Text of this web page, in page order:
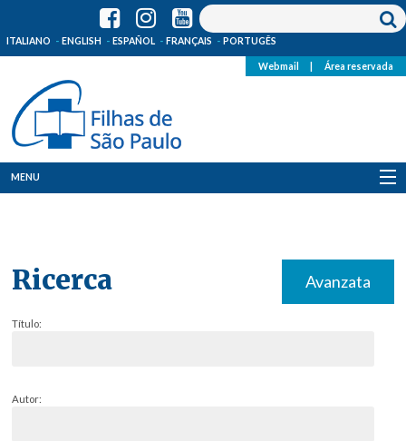
ITALIANO ENGLISH ESPAÑOL FRANÇAIS PORTUGÊS
Webmail Área reservada
MENU
Ricerca Avanzata
Título:
Autor: